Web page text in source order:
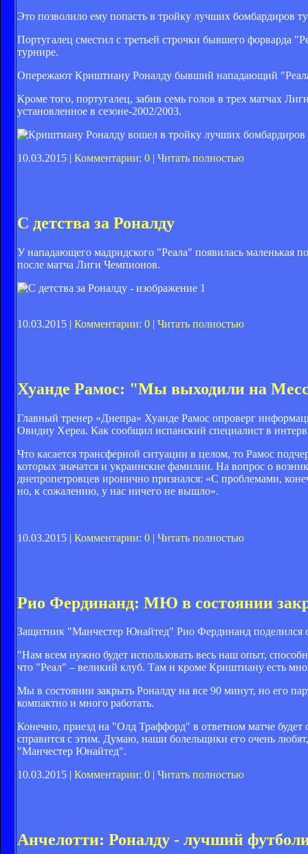
Это позволило ему попасть в тройку лучших бомбардиров
Португалец сместил с третьей строчки бывшего форварда
турнире.
Опережают Криштиану Роналду бывший нападающий
Кроме того, португалец, забив семь голов в трех матчах
установленное в сезоне-2002/2003.
10.03.2015 | Комментарии: 0 | Читать полностью
С детства за Роналду
У нападающего мадридского "Реала" появилась маленькая
после матча Лиги Чемпионов.
10.03.2015 | Комментарии: 0 | Читать полностью
Хуанде Рамос: "Мы выходили на
Главный тренер «Днепра» Хуанде Рамос опроверг
Овидиу Хереа. Как сообщил испанский специалист в
Что касается трансферной ситуации в целом, то Рамос
которых значатся и украинские фамилии. На вопрос о
днепропетровцев иронично признался: «С проблемами,
но, к сожалению, у нас ничего не вышло».
10.03.2015 | Комментарии: 0 | Читать полностью
Рио Фердинанд: МЮ в состоянии
Защитник "Манчестер Юнайтед" Рио Фердинанд поделился
"Нам всем нужно будет использовать весь наш опыт,
что "Реал" – великий клуб. Там и кроме Криштиану есть
Мы в состоянии закрыть Роналду на все 90 минут, но его
компактно и много работать.
Конечно, приезд на "Олд Траффорд" в ответном матче
справится с этим. Думаю, наши болельщики его очень
"Манчестер Юнайтед".
10.03.2015 | Комментарии: 0 Читать полностью
Анчелотти: Роналду - лучший